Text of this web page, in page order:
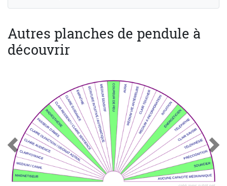
Autres planches de pendule à
découvrir